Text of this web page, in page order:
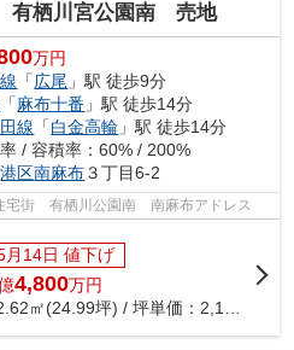
有栖川宮公園南 売地
万円
「広尾 」駅 徒歩9分
「麻布十番 」駅 徒歩14分
線 「白金高輪 」駅 徒歩14分
/ 容積率：60% / 200%
港区南麻布３丁目6-2
宅街 有栖川公園南 南麻布アドレス
月14日 値下げ
4,800万円
㎡(24.99坪) / 坪単価：2,192.88